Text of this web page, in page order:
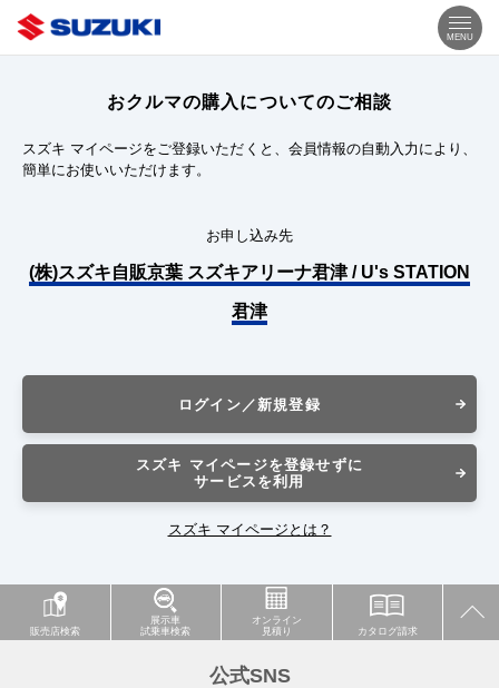
MENU
おクルマの購入についてのご相談
スズキ マイページをご登録いただくと、会員情報の自動入力により、
簡単にお使いいただけます。
お申し込み先
(株)スズキ自販京葉 スズキアリーナ君津 / U's STATION
君津
ログイン／新規登録
スズキ マイページを登録せずに
サービスを利用
スズキ マイページとは？
販売店検索
展示車
試乗車検索
オンライン
見積り
カタログ請求
公式SNS